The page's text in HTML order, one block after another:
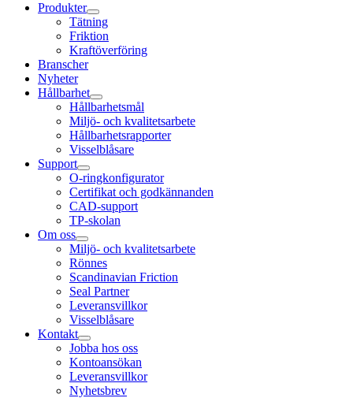
Produkter
Tätning
Friktion
Kraftöverföring
Branscher
Nyheter
Hållbarhet
Hållbarhetsmål
Miljö- och kvalitetsarbete
Hållbarhetsrapporter
Visselblåsare
Support
O-ringkonfigurator
Certifikat och godkännanden
CAD-support
TP-skolan
Om oss
Miljö- och kvalitetsarbete
Rönnes
Scandinavian Friction
Seal Partner
Leveransvillkor
Visselblåsare
Kontakt
Jobba hos oss
Kontoansökan
Leveransvillkor
Nyhetsbrev